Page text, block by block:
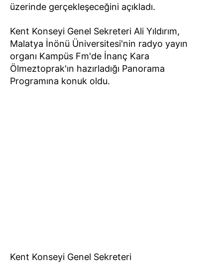
üzerinde gerçekleşeceğini açıkladı.
Kent Konseyi Genel Sekreteri Ali Yıldırım,
Malatya İnönü Üniversitesi'nin radyo yayın
organı Kampüs Fm'de İnanç Kara
Ölmeztoprak'ın hazırladığı Panorama
Programına konuk oldu.
Kent Konseyi Genel Sekreteri